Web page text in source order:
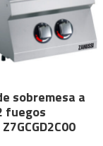
sobremesa a
fuegos